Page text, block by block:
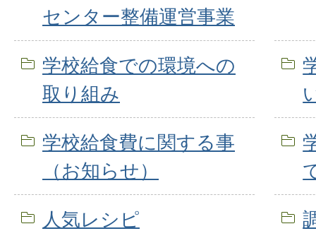
センター整備運営事業
学校給食での環境への
取り組み
学校給食費に関する事
（お知らせ）
人気レシピ